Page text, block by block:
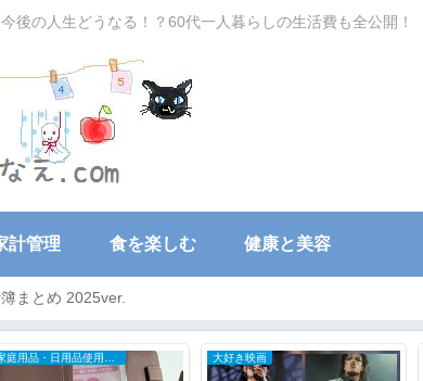
後の人生どうなる！？60代一人暮らしの生活費も全公開！
計管理 食を楽しむ 健康と美容
まとめ 2025ver.
々の記録 節約ワザ